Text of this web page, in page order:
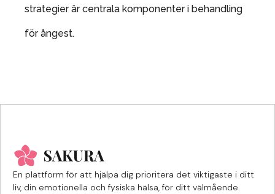
strategier är centrala komponenter i behandling
för ångest.
En plattform för att hjälpa dig prioritera det viktigaste i ditt
liv, din emotionella och fysiska hälsa, för ditt välmående.